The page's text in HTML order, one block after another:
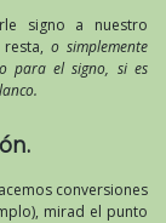
signo a nuestro
o simplemente
para el signo, si es
conversiones
mirad el punto